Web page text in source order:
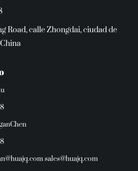
Road, calle Zhongdai, ciudad de
sales@huajq.com